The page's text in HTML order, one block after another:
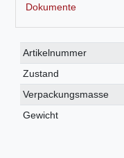
Dokumente
Technisches
Merkmal
Wert
Artikelnummer
Zustand
Verpackungsmasse
Gewicht